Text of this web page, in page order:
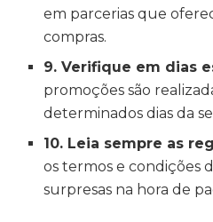
em parcerias que
compras.
9. Verifique em dias
promoções são
determinados dias da
10. Leia sempre as
os termos e condições
surpresas na hora de